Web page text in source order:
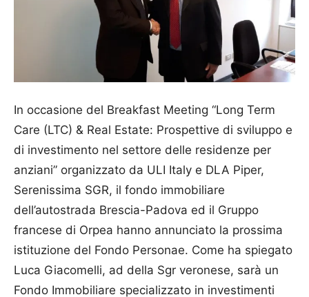
In occasione del Breakfast Meeting “Long Term
Care (LTC) & Real Estate: Prospettive di sviluppo e
di investimento nel settore delle residenze per
anziani” organizzato da ULI Italy e DLA Piper,
Serenissima SGR, il fondo immobiliare
dell’autostrada Brescia-Padova ed il Gruppo
francese di Orpea hanno annunciato la prossima
istituzione del Fondo Personae. Come ha spiegato
Luca Giacomelli, ad della Sgr veronese, sarà un
Fondo Immobiliare specializzato in investimenti